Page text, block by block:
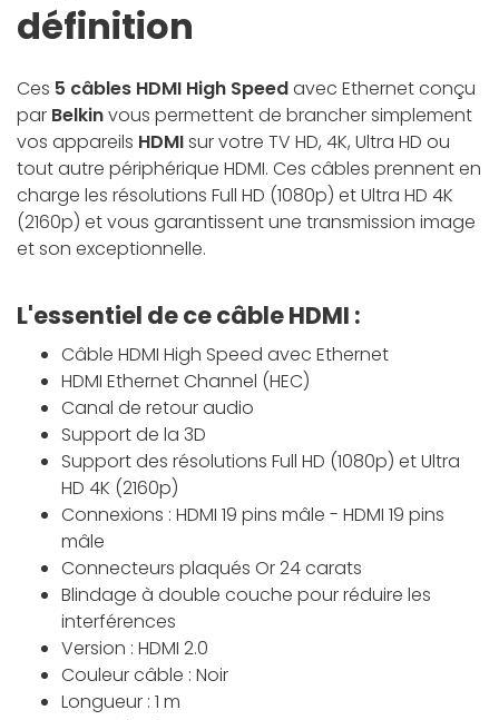
définition
Ces 5 câbles HDMI High Speedavec Ethernet conçu
par Belkinvous permettent de brancher simplement
vos appareils HDMIsur votre TV HD, 4K, Ultra HD ou
tout autre périphérique HDMI. Ces câbles prennent en
charge les résolutions Full HD (1080p) et Ultra HD 4K
(2160p) et vous garantissent une transmission image
et son exceptionnelle.
L'essentiel de ce câble HDMI :
Câble HDMI High Speed avec Ethernet
HDMI Ethernet Channel (HEC)
Canal de retour audio
Support de la 3D
Support des résolutions Full HD (1080p) et Ultra
HD 4K (2160p)
Connexions : HDMI 19 pins mâle - HDMI 19 pins
mâle
Connecteurs plaqués Or 24 carats
Blindage à double couche pour réduire les
interférences
Version : HDMI 2.0
Couleur câble : Noir
Longueur : 1 m